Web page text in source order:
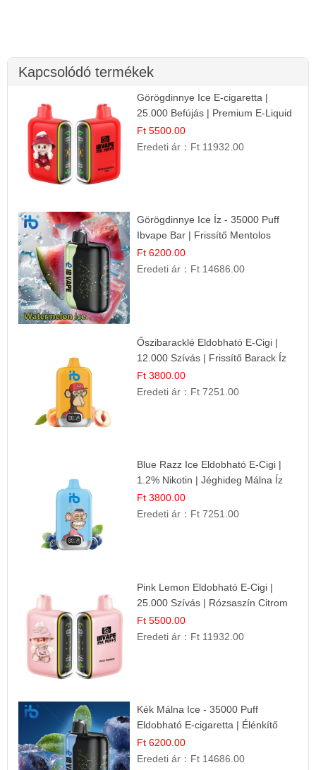
Kapcsolódó termékek
Görögdinnye Ice E-cigaretta |
25.000 Befújás | Premium E-Liquid
Ft 5500.00
Eredeti ár： Ft 11932.00
Görögdinnye Ice Íz - 35000 Puff
Ibvape Bar | Frissítő Mentolos
Élmény!
Ft 6200.00
Eredeti ár： Ft 14686.00
Őszibaracklé Eldobható E-Cigi |
12.000 Szívás | Frissítő Barack Íz
Ft 3800.00
Eredeti ár： Ft 7251.00
Blue Razz Ice Eldobható E-Cigi |
1.2% Nikotin | Jéghideg Málna Íz
Ft 3800.00
Eredeti ár： Ft 7251.00
Pink Lemon Eldobható E-Cigi |
25.000 Szívás | Rózsaszín Citrom
Íz
Ft 5500.00
Eredeti ár： Ft 11932.00
Kék Málna Ice - 35000 Puff
Eldobható E-cigaretta | Élénkítő
Gyümölcsös Frissesség!
Ft 6200.00
Eredeti ár： Ft 14686.00